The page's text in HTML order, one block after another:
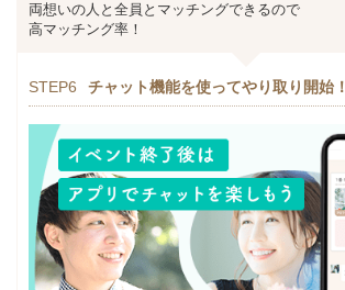
両想いの人と全員とマッチングできるので
高マッチング率！
STEP6 チャット機能を使ってやり取り開始！